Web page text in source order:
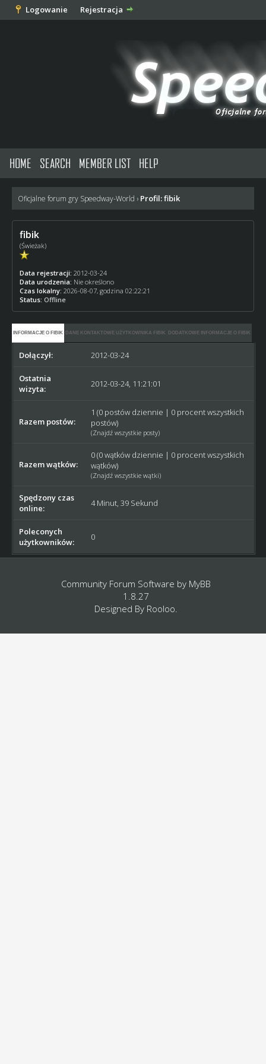
Logowanie Rejestracja
HOME SEARCH MEMBER LIST HELP
Oficjalne forum gry Speedway-World › Profil: fibik
fibik
(Świeżak)
Data rejestracji: 2012-03-24
Data urodzenia: Nie określono
Czas lokalny: 2026-08-07, godzina 02:22:21
Status: Offline
INFORMACJE O FIBIK DANE KONTAKTOWE UŻYTKOWNIKA FIBIK DODATKOWE INFORMACJE O FIBIK
Dołączył: 2012-03-24
Ostatnia
wizyta:
2012-03-24, 11:21:01
Razem postów:
1 (0 postów dziennie | 0 procent wszystkich
postów)
(Znajdź wszystkie posty)
Razem wątków:
0 (0 wątków dziennie | 0 procent wszystkich
wątków)
(Znajdź wszystkie wątki)
Spędzony czas
online:
4 Minut, 39 Sekund
Poleconych
użytkowników:
0
Community Forum Software by MyBB
1.8.27
Designed By Rooloo.